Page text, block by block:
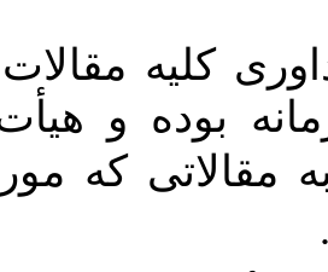
کلیه
بوده و
مقالاتی که